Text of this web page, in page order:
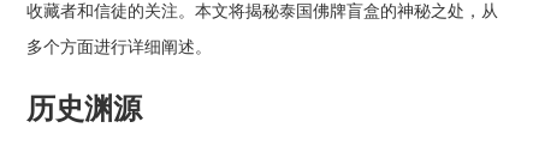
收藏者和信徒的关注。本文将揭秘泰国佛牌盲盒的神秘之处，从
多个方面进行详细阐述。
历史渊源